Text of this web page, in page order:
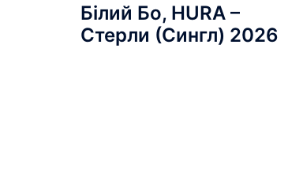
Білий Бо, HURA –
Стерли (Сингл) 2026